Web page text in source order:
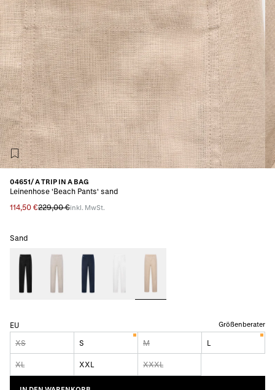
04651/ A TRIP IN A BAG
Leinenhose 'Beach Pants' sand
114,50 €229,00 €inkl. MwSt.
Sand
EU Größenberater
XS S M L
XL XXL XXXL